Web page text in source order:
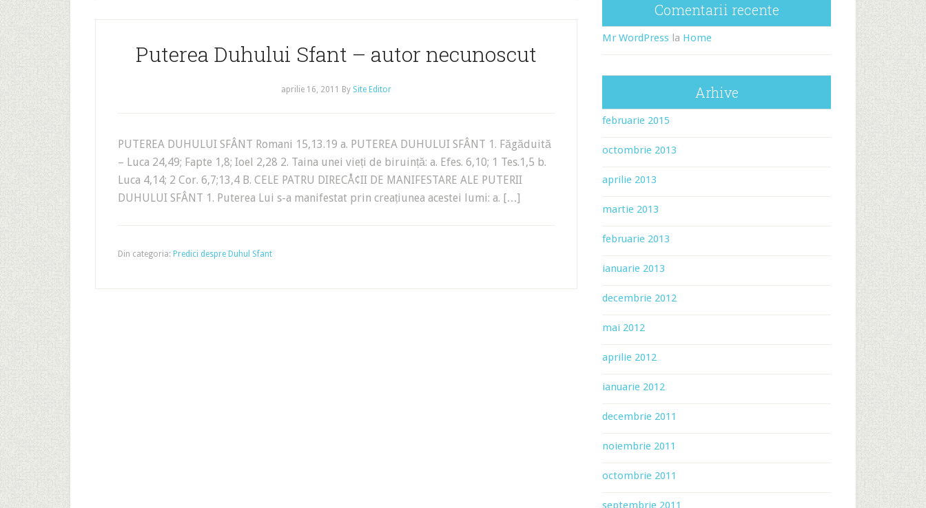
Puterea Duhului Sfant – autor necunoscut
aprilie 16, 2011 By Site Editor
PUTEREA DUHULUI SFÂNT Romani 15,13.19 a. PUTEREA DUHULUI SFÂNT 1. Făgăduită
– Luca 24,49; Fapte 1,8; Ioel 2,28 2. Taina unei vieți de biruință: a. Efes. 6,10; 1 Tes.1,5 b.
Luca 4,14; 2 Cor. 6,7;13,4 B. CELE PATRU DIRECÅ¢II DE MANIFESTARE ALE PUTERII
DUHULUI SFÂNT 1. Puterea Lui s-a manifestat prin creațiunea acestei lumi: a. […]
Din categoria: Predici despre Duhul Sfant
Comentarii recente
Mr WordPress la Home
Arhive
februarie 2015
octombrie 2013
aprilie 2013
martie 2013
februarie 2013
ianuarie 2013
decembrie 2012
mai 2012
aprilie 2012
ianuarie 2012
decembrie 2011
noiembrie 2011
octombrie 2011
septembrie 2011